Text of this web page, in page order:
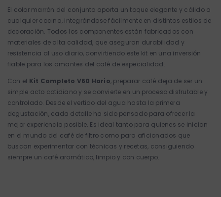
El color marrón del conjunto aporta un toque elegante y cálido a
cualquier cocina, integrándose fácilmente en distintos estilos de
decoración. Todos los componentes están fabricados con
materiales de alta calidad, que aseguran durabilidad y
resistencia al uso diario, convirtiendo este kit en una inversión
fiable para los amantes del café de especialidad.
Con el Kit Completo V60 Hario, preparar café deja de ser un
simple acto cotidiano y se convierte en un proceso disfrutable y
controlado. Desde el vertido del agua hasta la primera
degustación, cada detalle ha sido pensado para ofrecer la
mejor experiencia posible. Es ideal tanto para quienes se inician
en el mundo del café de filtro como para aficionados que
buscan experimentar con técnicas y recetas, consiguiendo
siempre un café aromático, limpio y con cuerpo.